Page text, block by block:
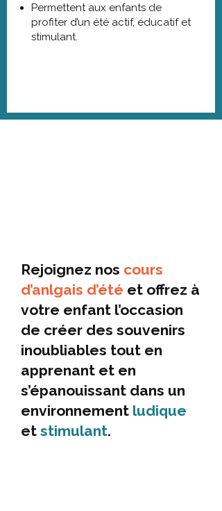
Permettent aux enfants de
profiter d’un été actif, éducatif et
stimulant.
Rejoignez nos cours
d’anlgais d’été et offrez à
votre enfant l’occasion
de créer des souvenirs
inoubliables tout en
apprenant et en
s’épanouissant dans un
environnement ludique
et stimulant.